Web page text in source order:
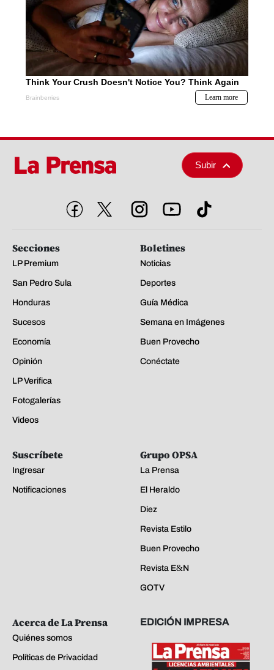
Subir
Secciones
LP Premium
San Pedro Sula
Honduras
Sucesos
Economía
Opinión
LP Verifica
Fotogalerías
Videos
Boletines
Noticias
Deportes
Guía Médica
Semana en Imágenes
Buen Provecho
Conéctate
Suscríbete
Ingresar
Notificaciones
Grupo OPSA
La Prensa
El Heraldo
Diez
Revista Estilo
Buen Provecho
Revista E&N
GOTV
Acerca de La Prensa
Quiénes somos
Políticas de Privacidad
EDICIÓN IMPRESA